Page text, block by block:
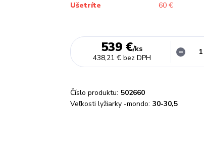
Ušetríte
60 €
539 €/ks
438,21 € bez DPH
Číslo produktu: 502660
Veľkosti lyžiarky -mondo: 30-30,5